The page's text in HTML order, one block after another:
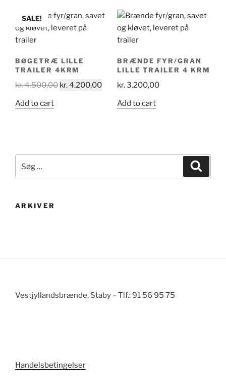
SALE!
BØGETRÆ LILLE
TRAILER 4KRM
kr.4.500,00 kr.4.200,00
Add to cart
BRÆNDE FYR/GRAN
LILLE TRAILER 4 KRM
kr.3.200,00
Add to cart
efter:
ARKIVER
Vestjyllandsbrænde, Staby – Tlf.: 91 56 95 75
Handelsbetingelser